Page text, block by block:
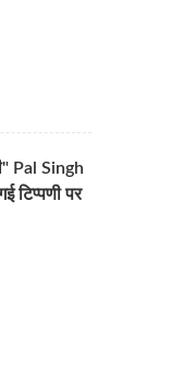
Pal Singh
टिप्पणी पर